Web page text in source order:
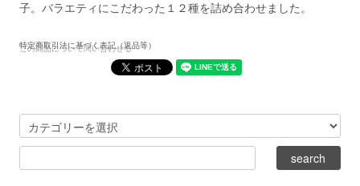
子。バラエティにこだわった１２種を詰め合わせました。
特定商取引法に基づく表記（返品等）
この商品について問い合わせる